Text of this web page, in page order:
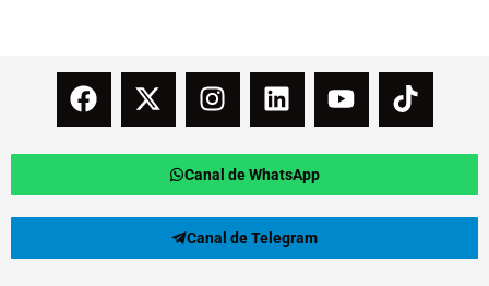
Canal de WhatsApp
Canal de Telegram